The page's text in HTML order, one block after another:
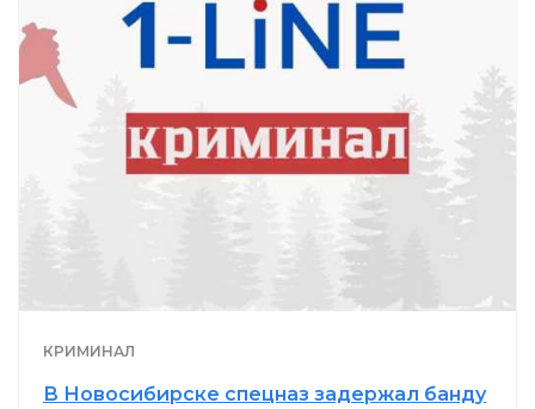
КРИМИНАЛ
В Новосибирске спецназ задержал банду